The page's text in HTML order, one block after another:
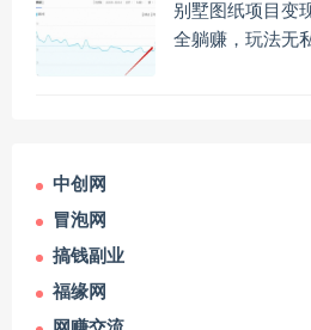
别墅图纸项目变
全躺赚，玩法无
中创网
冒泡网
搞钱副业
福缘网